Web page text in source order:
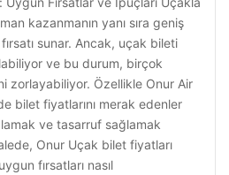
kazanmanın yanı sıra geniş
sunar. Ancak, uçak bileti
ve bu durum, birçok
zorlayabiliyor. Özellikle Onur Air
bilet fiyatlarını merak edenler
ve tasarruf sağlamak
Onur Uçak bilet fiyatları
fırsatları nasıl